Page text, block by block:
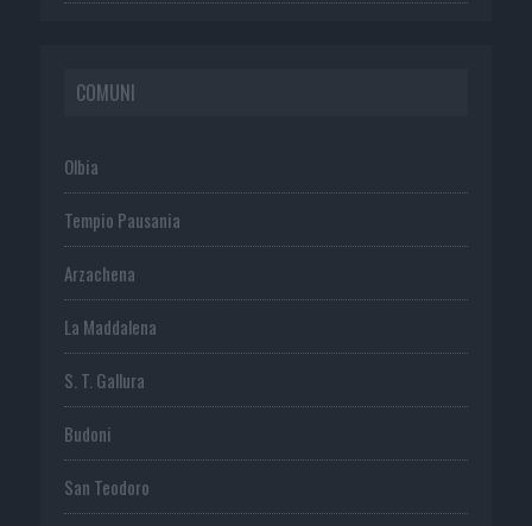
COMUNI
Olbia
Tempio Pausania
Arzachena
La Maddalena
S. T. Gallura
Budoni
San Teodoro